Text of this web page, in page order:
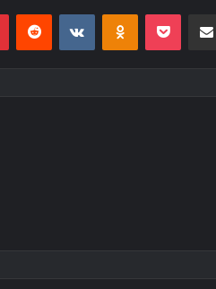
PinterestReddit VKontakteOdnoklassniki
Pocket